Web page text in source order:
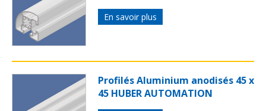
En savoir plus
Profilés Aluminium anodisés 45 x
45 HUBER AUTOMATION